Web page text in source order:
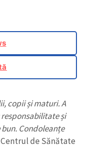
copii și maturi. A
și
Condoleanțe
de Sănătate